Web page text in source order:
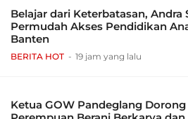
Belajar dari Keterbatasan, Andra
Permudah Akses Pendidikan
Banten
BERITA HOT 19 jam yang lalu
Ketua GOW Pandeglang Dorong